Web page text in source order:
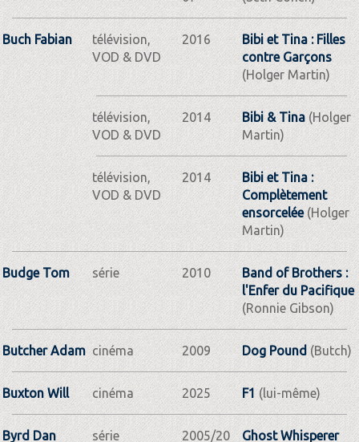
Buch Fabian
télévision,
VOD & DVD
2016
Bibi et Tina : Filles
contre Garçons
(Holger Martin)
télévision,
VOD & DVD
2014 Bibi & Tina(Holger
Martin)
télévision,
VOD & DVD
2014
Bibi et Tina :
Complètement
ensorcelée(Holger
Martin)
Budge Tom série 2010
Band of Brothers :
l'Enfer du Pacifique
(Ronnie Gibson)
Butcher Adam cinéma 2009 Dog Pound(Butch)
Buxton Will cinéma 2025 F1(lui-même)
Byrd Dan série
2005/20
Ghost Whisperer